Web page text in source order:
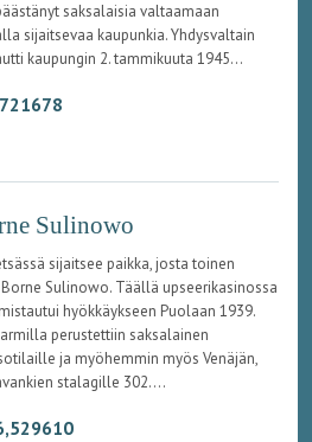
saksalaisia valtaamaan
sijaitsevaa kaupunkia. Yhdysvaltain
kaupungin 2. tammikuuta 1945...
Sulinowo
sijaitsee paikka, josta toinen
Sulinowo. Täällä upseerikasinossa
hyökkäykseen Puolaan 1939.
perustettiin saksalainen
ja myöhemmin myös Venäjän,
stalagille 302....